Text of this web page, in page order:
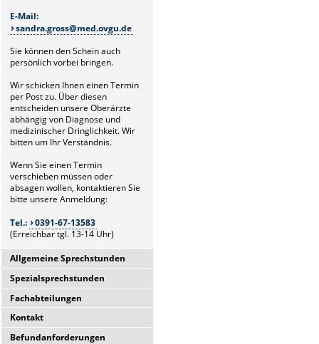
E-Mail:
sandra.gross@med.ovgu.de
Sie können den Schein auch
persönlich vorbei bringen.
Wir schicken Ihnen einen Termin
per Post zu. Über diesen
entscheiden unsere Oberärzte
abhängig von Diagnose und
medizinischer Dringlichkeit. Wir
bitten um Ihr Verständnis.
Wenn Sie einen Termin
verschieben müssen oder
absagen wollen, kontaktieren Sie
bitte unsere Anmeldung:
Tel.:
0391-67-13583
(Erreichbar tgl. 13-14 Uhr)
Allgemeine Sprechstunden
Allgemeine
Hochschulambulanz
Mo-Fr. 7.00-15.30 Uhr
Anmeldung über Poliklinik
(13.00-14.00 Uhr)
Tel.: 0391-67-13583
Spezialsprechstunden
Glaukomsprechstunde
Mo-Fr. 8.00-15.30 Uhr
Anmeldung über Poliklinik
(13.00-14.00 Uhr)
Fachabteilungen
Laserabteilung
Mo.-Fr. 8.00-14.00 Uhr
Kontakt
Universitätsklinikum
Befundanforderungen